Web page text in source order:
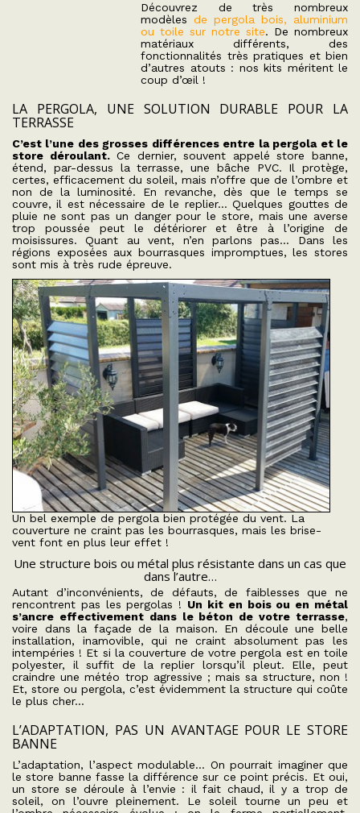
Découvrez de très nombreux
modèles de pergola bois, aluminium
ou toile sur notre site. De nombreux
matériaux différents, des
fonctionnalités très pratiques et bien
d’autres atouts : nos kits méritent le
coup d’œil !
LA PERGOLA, UNE SOLUTION DURABLE POUR LA
TERRASSE
C’est l’une des grosses différences entre la pergola et le
store déroulant.Ce dernier, souvent appelé store banne,
étend, par-dessus la terrasse, une bâche PVC. Il protège,
certes, efficacement du soleil, mais n’offre que de l’ombre et
non de la luminosité. En revanche, dès que le temps se
couvre, il est nécessaire de le replier… Quelques gouttes de
pluie ne sont pas un danger pour le store, mais une averse
trop poussée peut le détériorer et être à l’origine de
moisissures. Quant au vent, n’en parlons pas… Dans les
régions exposées aux bourrasques impromptues, les stores
sont mis à très rude épreuve.
Un bel exemple de pergola bien protégée du vent. La
couverture ne craint pas les bourrasques, mais les brise-
vent font en plus leur effet !
Une structure bois ou métal plus résistante dans un cas que
dans l’autre…
Autant d’inconvénients, de défauts, de faiblesses que ne
rencontrent pas les pergolas ! Un kit en bois ou en métal
s’ancre effectivement dans le béton de votre terrasse,
voire dans la façade de la maison. En découle une belle
installation, inamovible, qui ne craint absolument pas les
intempéries ! Et si la couverture de votre pergola est en toile
polyester, il suffit de la replier lorsqu’il pleut. Elle, peut
craindre une météo trop agressive ; mais sa structure, non !
Et, store ou pergola, c’est évidemment la structure qui coûte
le plus cher…
L’ADAPTATION, PAS UN AVANTAGE POUR LE STORE
BANNE
L’adaptation, l’aspect modulable… On pourrait imaginer que
le store banne fasse la différence sur ce point précis. Et oui,
un store se déroule à l’envie : il fait chaud, il y a trop de
soleil, on l’ouvre pleinement. Le soleil tourne un peu et